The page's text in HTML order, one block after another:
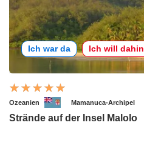
Ich war da Ich will dahin
Ozeanien Mamanuca-Archipel
Strände auf der Insel Malolo